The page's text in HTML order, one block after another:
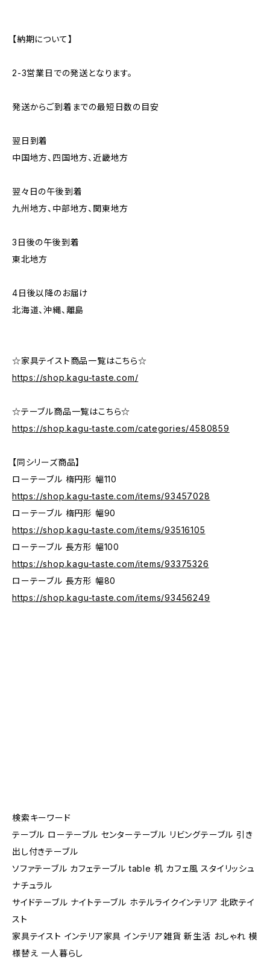
【納期について】
2-3営業日での発送となります。
発送からご到着までの最短日数の目安
翌日到着
中国地方、四国地方、近畿地方
翌々日の午後到着
九州地方、中部地方、関東地方
3日後の午後到着
東北地方
4日後以降のお届け
北海道、沖縄、離島
☆家具テイスト商品一覧はこちら☆
https://shop.kagu-taste.com/
☆テーブル商品一覧はこちら☆
https://shop.kagu-taste.com/categories/4580859
【同シリーズ商品】
ローテーブル 楕円形 幅110
https://shop.kagu-taste.com/items/93457028
ローテーブル 楕円形 幅90
https://shop.kagu-taste.com/items/93516105
ローテーブル 長方形 幅100
https://shop.kagu-taste.com/items/93375326
ローテーブル 長方形 幅80
https://shop.kagu-taste.com/items/93456249
検索キーワード
テーブル ローテーブル センターテーブル リビングテーブル 引き
出し付きテーブル
ソファテーブル カフェテーブル table 机 カフェ風 スタイリッシュ
ナチュラル
サイドテーブル ナイトテーブル ホテルライクインテリア 北欧テイ
スト
家具テイスト インテリア家具 インテリア雑貨 新生活 おしゃれ 模
様替え 一人暮らし